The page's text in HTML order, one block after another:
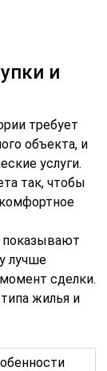
и
требует
объекта, и
услуги.
так, чтобы
показывают
лучше
сделки.
жилья и